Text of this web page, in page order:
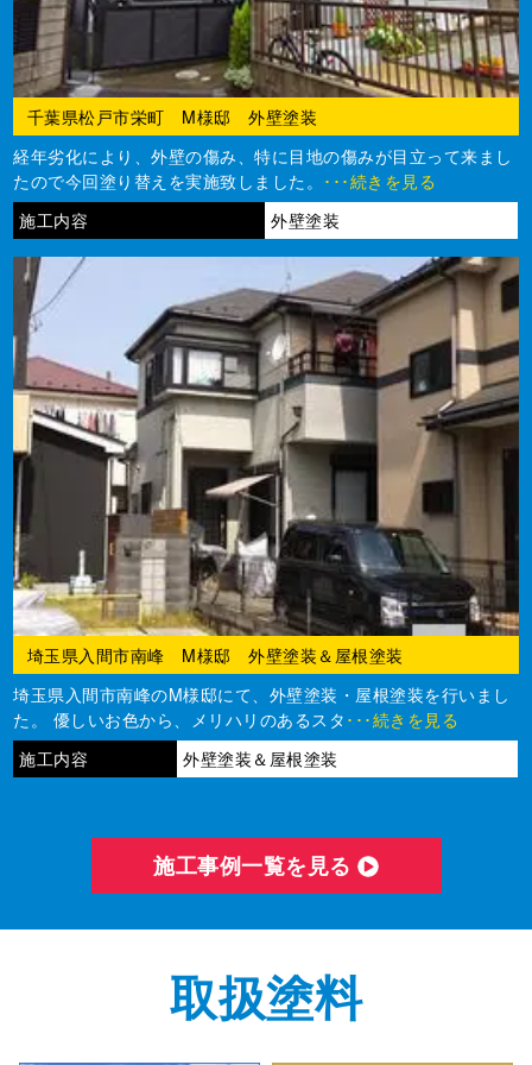
千葉県松戸市栄町 M様邸 外壁塗装
経年劣化により、外壁の傷み、特に目地の傷みが目立って来まし
たので今回塗り替えを実施致しました。 ･･･続きを見る
施工内容
外壁塗装
埼玉県入間市南峰 M様邸 外壁塗装＆屋根塗装
埼玉県入間市南峰のM様邸にて、外壁塗装・屋根塗装を行いまし
た。 優しいお色から、メリハリのあるスタ ･･･続きを見る
施工内容
外壁塗装＆屋根塗装
施⼯事例⼀覧を⾒る
取扱塗料